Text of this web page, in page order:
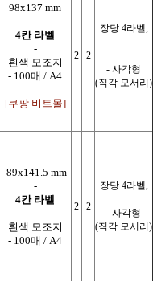
98x137 mm
-
4칸 라벨
-
흰색 모조지
- 100매 / A4
[쿠팡 비트몰]
2 2
장당 4라벨,
- 사각형
(직각 모서리)
89x141.5 mm
-
4칸 라벨
-
흰색 모조지
- 100매 / A4
2 2
장당 4라벨,
- 사각형
(직각 모서리)